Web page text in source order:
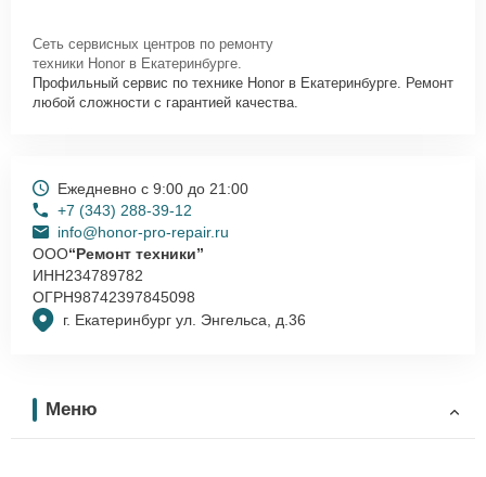
Сеть сервисных центров по ремонту
техники Honor в Екатеринбурге.
Профильный сервис по технике Honor в Екатеринбурге. Ремонт
любой сложности с гарантией качества.
г. Екатеринбург ул. Энгельса, д.36
Ежедневно с 9:00 до 21:00
+7 (343) 288-39-12
info@honor-pro-repair.ru
ООО“Ремонт техники”
ИНН234789782
ОГРН98742397845098
Меню